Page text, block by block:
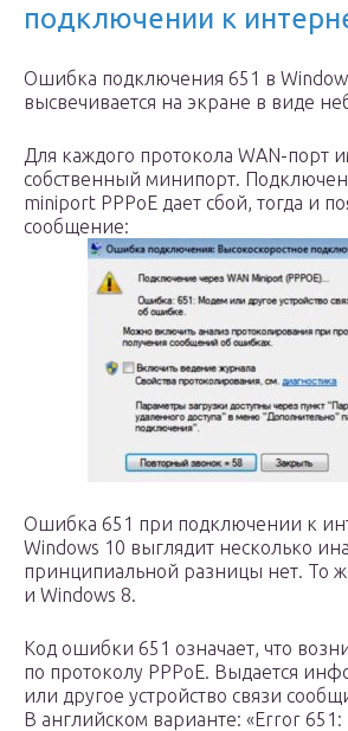
подключении к
Ошибка подключения 651 в
высвечивается на экране в виде
Для каждого протокола WAN-порт
собственный минипорт.
miniport PPPoE дает сбой, тогда и
сообщение:
Ошибка 651 при подключении к
Windows 10 выглядит несколько
принципиальной разницы нет. То
и Windows 8.
Код ошибки 651 означает, что
по протоколу PPPoE. Выдается
или другое устройство связи
В английском варианте: «Error